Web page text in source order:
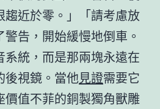
趨近於零。」「請考慮放
告，開始緩慢地倒車。
統，而是那兩塊永遠在
後視鏡。當他見證需要它
值不菲的銅製獨角獸雕